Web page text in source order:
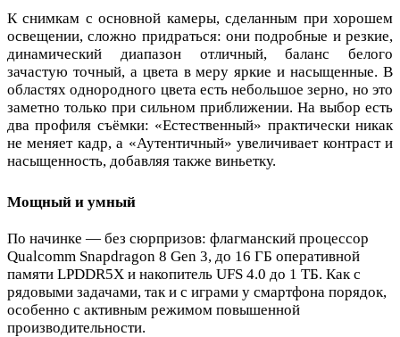
К снимкам с основной камеры, сделанным при хорошем
освещении, сложно придраться: они подробные и резкие,
динамический диапазон отличный, баланс белого
зачастую точный, а цвета в меру яркие и насыщенные. В
областях однородного цвета есть небольшое зерно, но это
заметно только при сильном приближении. На выбор есть
два профиля съёмки: «Естественный» практически никак
не меняет кадр, а «Аутентичный» увеличивает контраст и
насыщенность, добавляя также виньетку.
Мощный и умный
По начинке — без сюрпризов: флагманский процессор
Qualcomm Snapdragon 8 Gen 3, до 16 ГБ оперативной
памяти LPDDR5X и накопитель UFS 4.0 до 1 ТБ. Как с
рядовыми задачами, так и с играми у смартфона порядок,
особенно с активным режимом повышенной
производительности.